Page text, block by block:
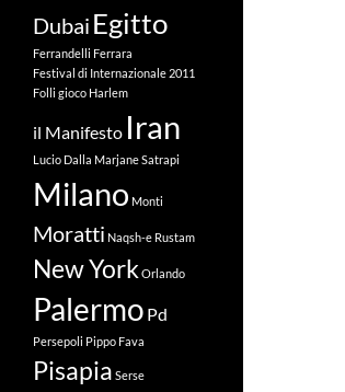
Dubai Egitto
Ferrandelli Ferrara
Festival di Internazionale 2011
Folli gioco Harlem
il Manifesto Iran
Lucio Dalla Marjane Satrapi
Milano Monti
Moratti Naqsh-e Rustam
New York Orlando
Palermo Pd
Persepoli Pippo Fava
Pisapia Serse